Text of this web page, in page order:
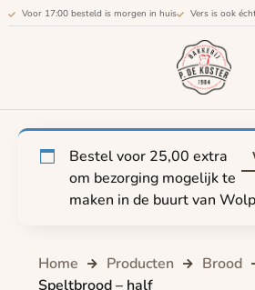
Voor 17:00 besteld is morgen in huis Vers is ook
Bestel voor 25,00 extra
om bezorging mogelijk te
maken in de buurt van
Home Producten Brood
Speltbrood – half